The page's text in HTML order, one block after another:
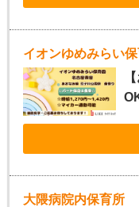
イオンゆめみらい
大隈病院内保育所